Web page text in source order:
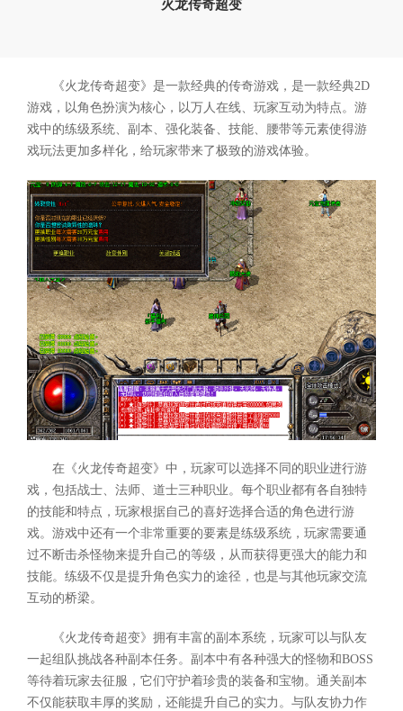
火龙传奇超变
《火龙传奇超变》是一款经典的传奇游戏，是一款经典2D
游戏，以角色扮演为核心，以万人在线、玩家互动为特点。游
戏中的练级系统、副本、强化装备、技能、腰带等元素使得游
戏玩法更加多样化，给玩家带来了极致的游戏体验。
在《火龙传奇超变》中，玩家可以选择不同的职业进行游
戏，包括战士、法师、道士三种职业。每个职业都有各自独特
的技能和特点，玩家根据自己的喜好选择合适的角色进行游
戏。游戏中还有一个非常重要的要素是练级系统，玩家需要通
过不断击杀怪物来提升自己的等级，从而获得更强大的能力和
技能。练级不仅是提升角色实力的途径，也是与其他玩家交流
互动的桥梁。
《火龙传奇超变》拥有丰富的副本系统，玩家可以与队友
一起组队挑战各种副本任务。副本中有各种强大的怪物和BOSS
等待着玩家去征服，它们守护着珍贵的装备和宝物。通关副本
不仅能获取丰厚的奖励，还能提升自己的实力。与队友协力作